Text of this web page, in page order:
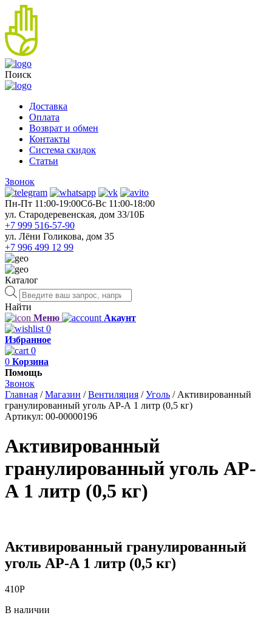
Поиск
Доставка
Оплата
Возврат и обмен
Контакты
Система скидок
Статьи
Звонок
Пн-Пт 11:00-19:00Cб-Вс 11:00-18:00
ул. Стародеревенская, дом 33/10Б
+7 999 516-57-90
ул. Лёни Голикова, дом 35
+7 996 499 12 99
Каталог
Поиск
товаров
Найти
Меню
Акаунт
0
Избранное
0
0 Корзина
Помощь
Звонок
Главная /Магазин /Вентиляция /Уголь / Активированный
гранулированный уголь АР-А 1 литр (0,5 кг)
Артикул: 00-00000196
Активированный
гранулированный уголь АР-
А 1 литр (0,5 кг)
Активированный гранулированный
уголь АР-А 1 литр (0,5 кг)
410Р
В наличии